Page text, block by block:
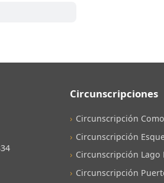
Circunscripciones
Circunscripción
Circunscripción
Circunscripción Lago
Circunscripción